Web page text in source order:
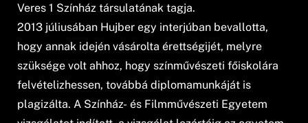
Veres 1 Színház társulatának tagja.
2013 júliusában Hujber egy interjúban bevallotta,
hogy annak idején vásárolta érettségijét, melyre
szüksége volt ahhoz, hogy színművészeti főiskolára
felvételizhessen, továbbá diplomamunkáját is
plagizálta. A Színház- és Filmművészeti Egyetem